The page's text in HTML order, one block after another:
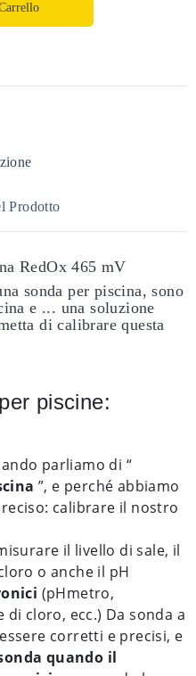
Prodotto
RedOx 465 mV
sonda per piscina, sono
e ... una soluzione
di calibrare questa
piscine:
parliamo di “
”, e perché abbiamo
calibrare il nostro
il livello di sale, il
o anche il pH
(pHmetro,
cloro, ecc.) Da sonda a
corretti e precisi, e
quando il